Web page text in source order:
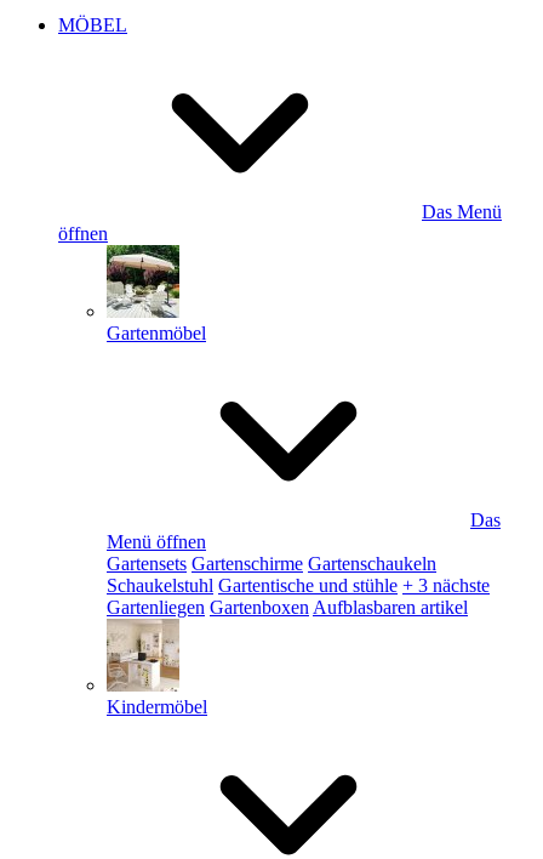
MÖBEL
Das Menü
öffnen
Gartenmöbel
Das
Menü öffnen
Gartensets Gartenschirme Gartenschaukeln
Schaukelstuhl Gartentische und stühle + 3 nächste
Gartenliegen Gartenboxen Aufblasbaren artikel
Kindermöbel